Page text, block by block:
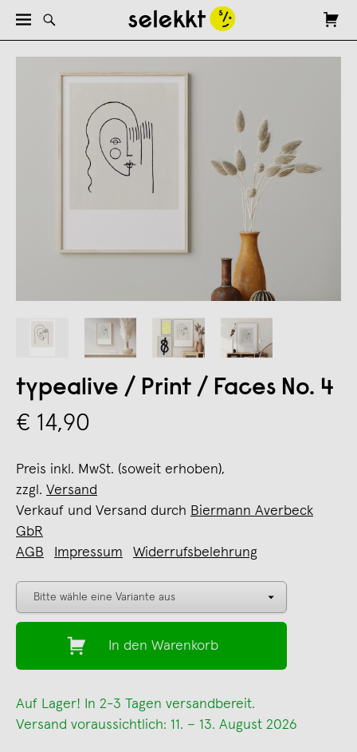
typealive / Print / Faces No. 4
€ 14,90
Preis inkl. MwSt. (soweit erhoben),
zzgl. Versand
Verkauf und Versand durch Biermann Averbeck
GbR
AGB
Impressum Widerrufsbelehrung
In den Warenkorb
Auf Lager! In 2-3 Tagen versandbereit.
Versand voraussichtlich: 11. – 13. August 2026